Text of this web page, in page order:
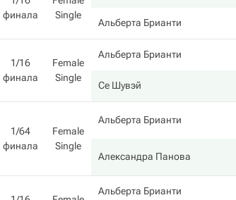
финала
Single
Альберта Брианти
1/16
финала
Female
Single
Альберта Брианти
Се Шувэй
1/64
финала
Female
Single
Альберта Брианти
Александра Панова
Альберта Брианти